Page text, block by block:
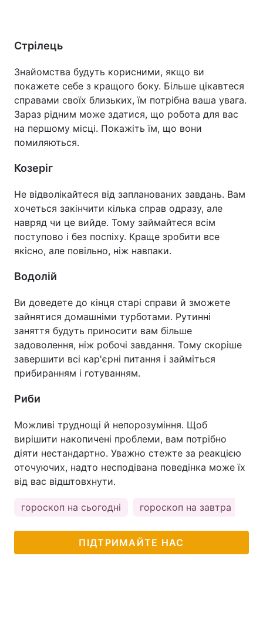
Стрілець
Знайомства будуть корисними, якщо ви
покажете себе з кращого боку. Більше цікавтеся
справами своїх близьких, їм потрібна ваша увага.
Зараз рідним може здатися, що робота для вас
на першому місці. Покажіть їм, що вони
помиляються.
Козеріг
Не відволікайтеся від запланованих завдань. Вам
хочеться закінчити кілька справ одразу, але
навряд чи це вийде. Тому займайтеся всім
поступово і без поспіху. Краще зробити все
якісно, але повільно, ніж навпаки.
Водолій
Ви доведете до кінця старі справи й зможете
зайнятися домашніми турботами. Рутинні
заняття будуть приносити вам більше
задоволення, ніж робочі завдання. Тому скоріше
завершити всі кар'єрні питання і займіться
прибиранням і готуванням.
Риби
Можливі труднощі й непорозуміння. Щоб
вирішити накопичені проблеми, вам потрібно
діяти нестандартно. Уважно стежте за реакцією
оточуючих, надто несподівана поведінка може їх
від вас відштовхнути.
гороскоп на сьогодні гороскоп на завтра
ПІДТРИМАЙТЕ НАС